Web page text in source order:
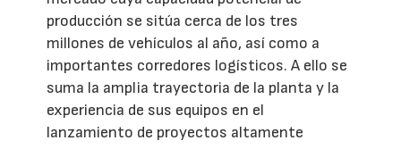
producción se sitúa cerca de los tres
millones de vehículos al año, así como a
importantes corredores logísticos. A ello se
suma la amplia trayectoria de la planta y la
experiencia de sus equipos en el
lanzamiento de proyectos altamente